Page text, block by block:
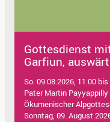
Gottesdienst
Garfiun,
So. 09.08.2026, 11.00
Pater Martin
Ökumenischer
Sonntag, 09. August